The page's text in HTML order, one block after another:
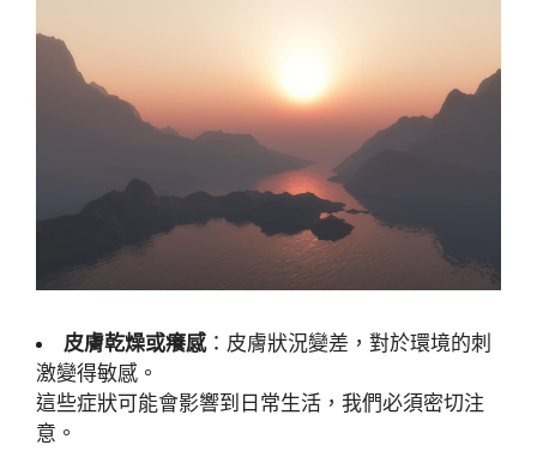
皮膚乾燥或癢感：皮膚狀況變差，對於環境的刺
激變得敏感。
這些症狀可能會影響到日常生活，我們必須密切注
意。